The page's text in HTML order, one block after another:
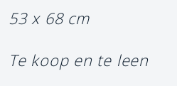
53 x 68 cm
Te koop en te leen